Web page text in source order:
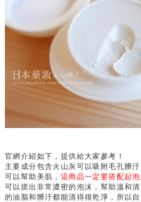
官網介紹如下，提供給大家參考！
主要成分包含火山灰可以吸附毛孔髒
可以幫助美肌， 這商品一定要搭配起泡
可以搓出非常濃密的泡沫，幫助溫和
的油脂和髒汙都能清得很乾淨，所以